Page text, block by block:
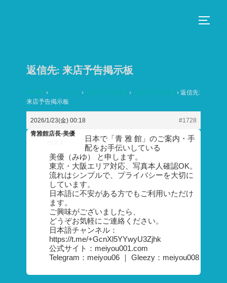
返信先: 来店予告掲示板
HOME › フォーラム › 来店予告掲示板 › 来店予告掲示板 › 返信先:
来店予告掲示板
2026/1/23(金) 00:18
#1728
青雅館店長-美優
日本で「青 雅 館」のご案内・手
配をお手伝いしている
美優（みゆ） と申します。
東京・大阪エリア対応、写真本人確認OK。
流れはシンプルで、プライバシーを大切に
しています。
日本語に不安がある方でもご利用いただけ
ます。
ご興味がございましたら、
どうぞお気軽にご連絡ください。
日本語チャンネル：
https://t.me/+GcnXl5YYwyU3Zjhk
公式サイト：meiyou001.com
Telegram：meiyou06 ｜ Gleezy：meiyou008